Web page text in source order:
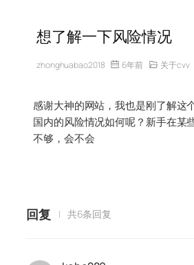
想了解一下风险情况
zhonghuabao2018 6年前 关于cvv
感谢大神的网站，我也是刚了解这
国内的风险情况如何呢？新手在某
不够，会不会
回复 共6条回复